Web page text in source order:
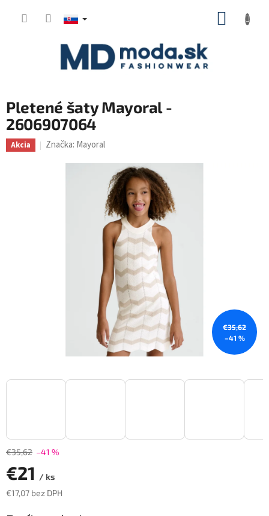
Pletené šaty Mayoral -
2606907064
Akcia Značka: Mayoral
€35,62
–41 %
€35,62 –41 %
€21 / ks
€17,07 bez DPH